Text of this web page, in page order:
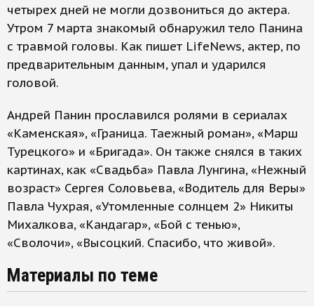
четырех дней не могли дозвониться до актера.
Утром 7 марта знакомый обнаружил тело Панина
с травмой головы. Как пишет LifeNews, актер, по
предварительным данным, упал и ударился
головой.
Андрей Панин прославился ролями в сериалах
«Каменская», «Граница. Таежный роман», «Марш
Турецкого» и «Бригада». Он также снялся в таких
картинах, как «Свадьба» Павла Лунгина, «Нежный
возраст» Сергея Соловьева, «Водитель для Веры»
Павла Чухрая, «Утомленные солнцем 2» Никиты
Михалкова, «Кандагар», «Бой с тенью»,
«Сволочи», «Высоцкий. Спасибо, что живой».
Материалы по теме